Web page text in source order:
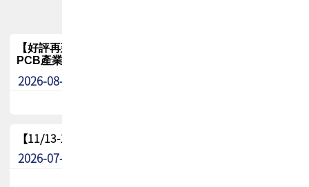
【好評再延長】PCB GPT 全面開放體驗延長到8月!!
PCB產業專屬 AI 知識平台
2026-08-04
【11/13-15】2026 TPCA 百岳登頂_南橫三星
2026-07-22